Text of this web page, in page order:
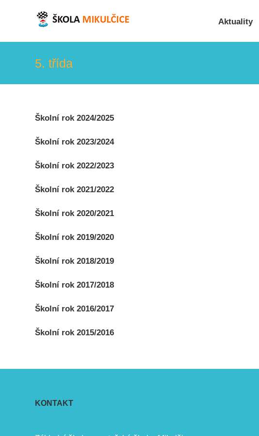
...
Aktuality
5. třída
Školní rok 2024/2025
Školní rok 2023/2024
Školní rok 2022/2023
Školní rok 2021/2022
Školní rok 2020/2021
Školní rok 2019/2020
Školní rok 2018/2019
Školní rok 2017/2018
Školní rok 2016/2017
Školní rok 2015/2016
KONTAKT